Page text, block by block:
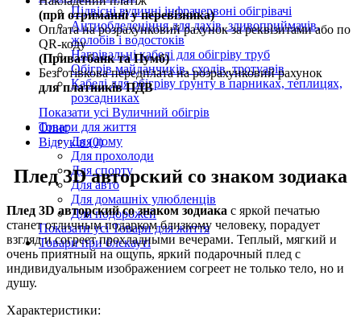
Підвісні вуличні інфрачервоні обігрівачі
Антиобледеніння для дахів, зливоприймачів,
жолобів і водостоків
Нагрівальні кабелі для обігріву труб
Обігрів майданчиків, сходів, тротуарів
Кабелі для обігріву ґрунту в парниках, теплицях,
розсадниках
Показати усі Вуличний обігрів
Товари для життя
Для дому
Для прохолоди
Для спорту
Для авто
Для домашніх улюбленців
Для подорожей
Показати усі Товари для життя
Товари при блєкауті
(при отриманні у перевізника)
Оплата на розрахунковий рахунок за реквізитами або по
QR-коду
(Приватбанк та Пумб)
Безготівкова передплата на розрахунковий рахунок
для платників ПДВ
Опис
Відгуків (0)
Плед 3D авторский со знаком зодиака
Плед 3D авторский со знаком зодиака с яркой печатью
станет отличным подарком близкому человеку, порадует
взгляд и согреет прохладными вечерами. Теплый, мягкий и
очень приятный на ощупь, яркий подарочный плед с
индивидуальным изображением согреет не только тело, но и
душу.
Характеристики: